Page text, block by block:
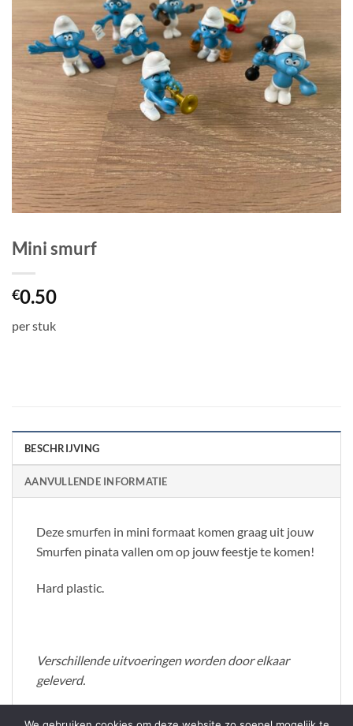
Mini smurf
€0.50
per stuk
BESCHRIJVING
AANVULLENDE INFORMATIE
Deze smurfen in mini formaat komen graag uit jouw
Smurfen pinata vallen om op jouw feestje te komen!
Hard plastic.
Verschillende uitvoeringen worden door elkaar
geleverd.